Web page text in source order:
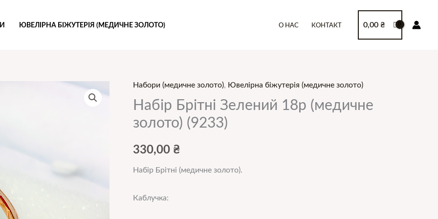
ЮВЕЛІРНА БІЖУТЕРІЯ (МЕДИЧНЕ ЗОЛОТО) О НАС КОНТАКТ 0,00 ₴
Набори (медичне золото), Ювелірна біжутерія (медичне золото)
Набір Брітні Зелений 18р (медичне
золото) (9233)
330,00 ₴
Набір Брітні (медичне золото).
Каблучка: